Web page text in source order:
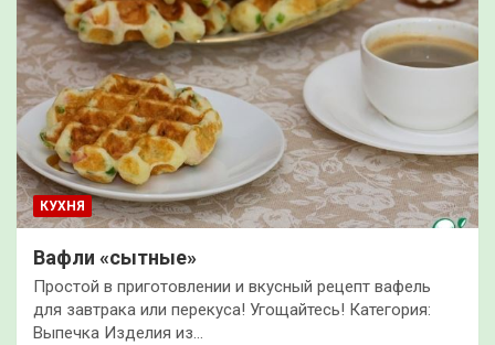
КУХНЯ
Вафли «сытные»
Простой в приготовлении и вкусный рецепт вафель
для завтрака или перекуса! Угощайтесь! Категория:
Выпечка Изделия из…